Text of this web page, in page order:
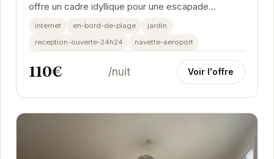
offre un cadre idyllique pour une escapade
romantique ou un séjour en famille. Son
internet en-bord-de-plage
jardin
reception-ouverte-24h24
navette-aeroport
110€ /nuit Voir l'offre